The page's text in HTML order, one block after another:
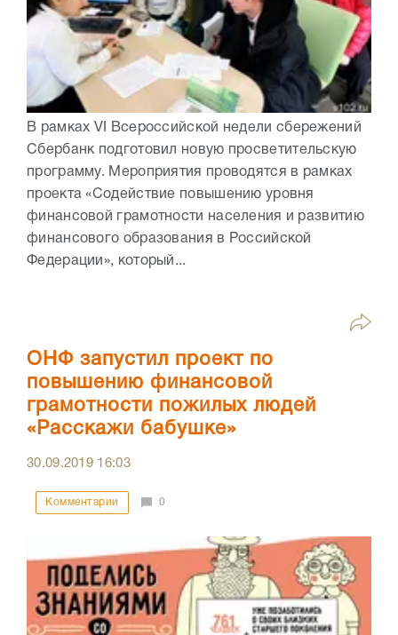
В рамках VI Всероссийской недели сбережений
Сбербанк подготовил новую просветительскую
программу. Мероприятия проводятся в рамках
проекта «Содействие повышению уровня
финансовой грамотности населения и развитию
финансового образования в Российской
Федерации», который...
ОНФ запустил проект по
повышению финансовой
грамотности пожилых людей
«Расскажи бабушке»
30.09.2019 16:03
Комментарии 0